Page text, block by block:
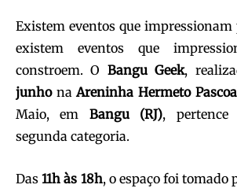
Existem eventos que
existem eventos que
constroem. O Bangu Geek,
junhonaAreninha Hermeto
Maio, em Bangu (RJ),
segunda categoria.
Das11h às 18h, o espaço foi tomado